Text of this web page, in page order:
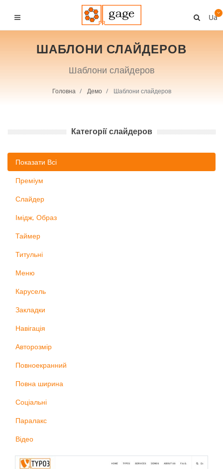
Ua
ШАБЛОНИ СЛАЙДЕРОВ
Шаблони слайдеров
Головна Демо Шаблони слайдеров
Категорії слайдеров
Показати Всі
Преміум
Слайдер
Імідж, Образ
Таймер
Титульні
Меню
Карусель
Закладки
Навігація
Авторозмір
Повноекранний
Повна ширина
Соціальні
Паралакс
Відео